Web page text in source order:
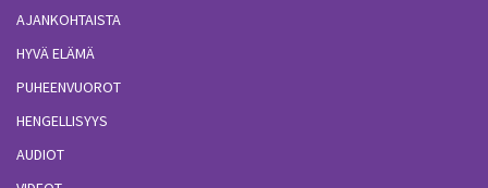
AJANKOHTAISTA
HYVÄ ELÄMÄ
PUHEENVUOROT
HENGELLISYYS
AUDIOT